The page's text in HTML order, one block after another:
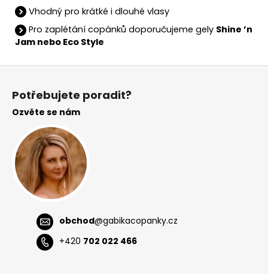
Vhodný pro krátké i dlouhé vlasy
Pro zaplétání copánků doporučujeme gely Shine ’n
Jam nebo Eco Style
Z
Potřebujete poradit?
Ozvěte se nám
obchod@gabikacopanky.cz
+420 702 022 466